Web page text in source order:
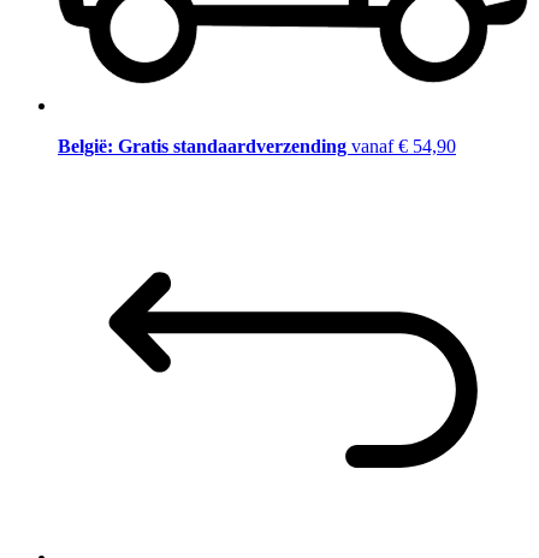
België: Gratis standaardverzending vanaf € 54,90